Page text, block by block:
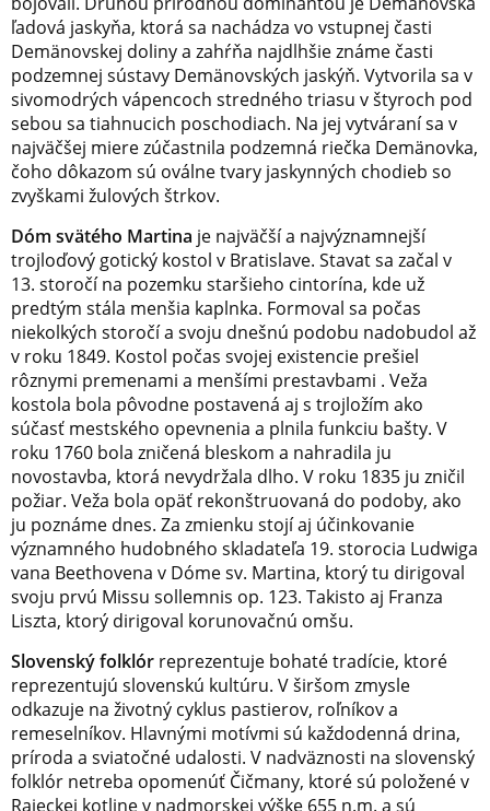
ľadová jaskyňa, ktorá sa nachádza vo vstupnej časti
Demänovskej doliny a zahŕňa najdlhšie známe časti
podzemnej sústavy Demänovských jaskýň. Vytvorila sa v
sivomodrých vápencoch stredného triasu v štyroch pod
sebou sa tiahnucich poschodiach. Na jej vytváraní sa v
najväčšej miere zúčastnila podzemná riečka Demänovka,
čoho dôkazom sú oválne tvary jaskynných chodieb so
zvyškami žulových štrkov.
Dóm svätého Martina je najväčší a najvýznamnejší
trojloďový gotický kostol v Bratislave. Stavat sa začal v
13. storočí na pozemku staršieho cintorína, kde už
predtým stála menšia kaplnka. Formoval sa počas
niekolkých storočí a svoju dnešnú podobu nadobudol až
v roku 1849. Kostol počas svojej existencie prešiel
rôznymi premenami a menšími prestavbami . Veža
kostola bola pôvodne postavená aj s trojložím ako
súčasť mestského opevnenia a plnila funkciu bašty. V
roku 1760 bola zničená bleskom a nahradila ju
novostavba, ktorá nevydržala dlho. V roku 1835 ju zničil
požiar. Veža bola opäť rekonštruovaná do podoby, ako
ju poznáme dnes. Za zmienku stojí aj účinkovanie
významného hudobného skladateľa 19. storocia Ludwiga
vana Beethovena v Dóme sv. Martina, ktorý tu dirigoval
svoju prvú Missu sollemnis op. 123. Takisto aj Franza
Liszta, ktorý dirigoval korunovačnú omšu.
Slovenský folklór reprezentuje bohaté tradície, ktoré
reprezentujú slovenskú kultúru. V širšom zmysle
odkazuje na životný cyklus pastierov, roľníkov a
remeselníkov. Hlavnými motívmi sú každodenná drina,
príroda a sviatočné udalosti. V nadväznosti na slovenský
folklór netreba opomenúť Čičmany, ktoré sú položené v
Rajeckej kotline v nadmorskej výške 655 n.m. a sú